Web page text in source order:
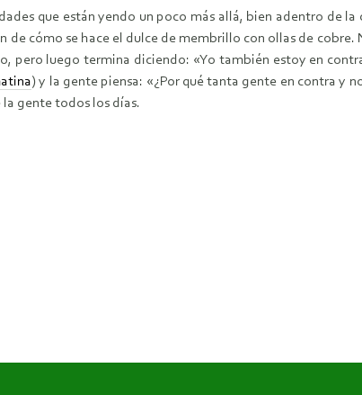
que están yendo un poco más allá, bien adentro de la
cómo se hace el dulce de membrillo con ollas de cobre.
luego termina diciendo: «Yo también estoy en
) y la gente piensa: «¿Por qué tanta gente en contra y
la gente todos los días.